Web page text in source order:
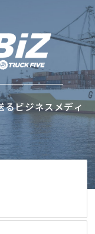
るビジネスメディ